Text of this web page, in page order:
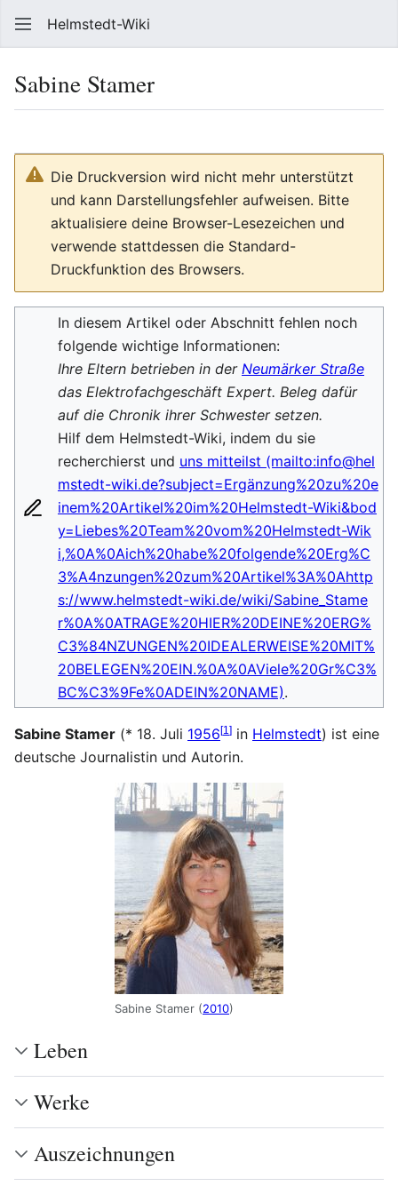
Helmstedt-Wiki
Sabine Stamer
Die Druckversion wird nicht mehr unterstützt
und kann Darstellungsfehler aufweisen. Bitte
aktualisiere deine Browser-Lesezeichen und
verwende stattdessen die Standard-
Druckfunktion des Browsers.
In diesem Artikel oder Abschnitt fehlen noch
folgende wichtige Informationen:
Ihre Eltern betrieben in der Neumärker Straße
das Elektrofachgeschäft Expert. Beleg dafür
auf die Chronik ihrer Schwester setzen.
Hilf dem Helmstedt-Wiki, indem du sie
recherchierst und uns mitteilst
.
Sabine Stamer (* 18. Juli 1956[1 ] in Helmstedt) ist eine
deutsche Journalistin und Autorin.
Sabine Stamer (2010)
Leben
Werke
Auszeichnungen